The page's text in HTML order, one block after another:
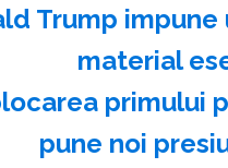
Trump
material
primului
pune noi